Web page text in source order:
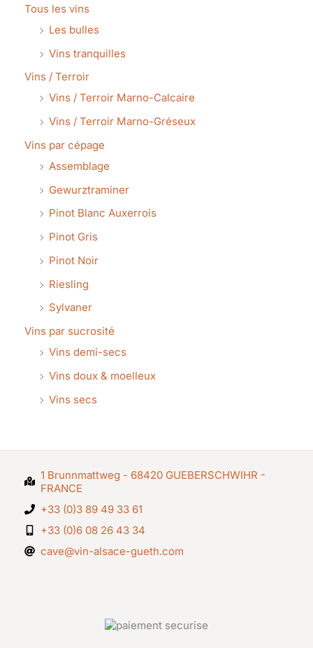
Tous les vins
Les bulles
Vins tranquilles
Vins / Terroir
Vins / Terroir Marno-Calcaire
Vins / Terroir Marno-Gréseux
Vins par cépage
Assemblage
Gewurztraminer
Pinot Blanc Auxerrois
Pinot Gris
Pinot Noir
Riesling
Sylvaner
Vins par sucrosité
Vins demi-secs
Vins doux & moelleux
Vins secs
1 Brunnmattweg - 68420 GUEBERSCHWIHR -
FRANCE
+33 (0)3 89 49 33 61
+33 (0)6 08 26 43 34
cave@vin-alsace-gueth.com